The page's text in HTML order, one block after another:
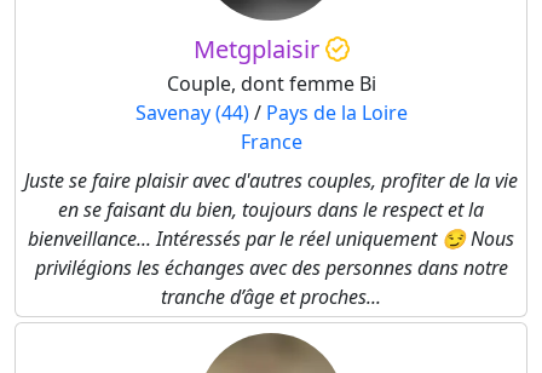
Metgplaisir
Couple, dont femme Bi
Savenay (44)/ Pays de la Loire
France
Juste se faire plaisir avec d'autres couples, profiter de la vie
en se faisant du bien, toujours dans le respect et la
bienveillance... Intéressés par le réel uniquement 😏 Nous
privilégions les échanges avec des personnes dans notre
tranche d’âge et proches...